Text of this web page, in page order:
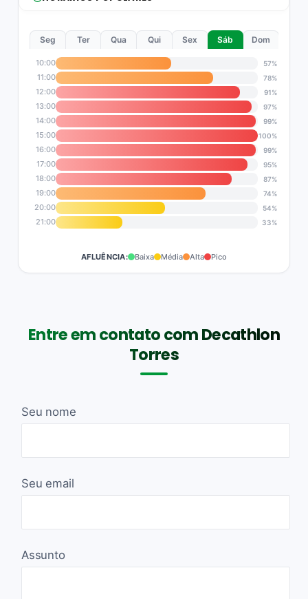
Seg Ter Qua Qui Sex Sáb Dom
10:00 57%
11:00 78%
12:00 91%
13:00 97%
14:00 99%
15:00 100%
16:00 99%
17:00 95%
18:00 87%
19:00 74%
20:00 54%
21:00 33%
AFLUÊNCIA: Baixa Média Alta Pico
Entre em contato com Decathlon
Torres
Seu nome
Seu email
Assunto